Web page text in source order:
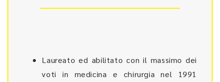
Laureato ed abilitato con il massimo dei
voti in medicina e chirurgia nel 1991